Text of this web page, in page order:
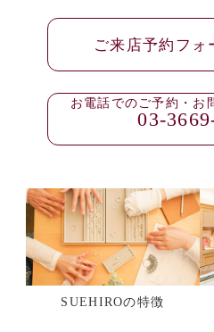
ご来店予約フォ
お電話でのご予約・お
03-
SUEHIROの特徴